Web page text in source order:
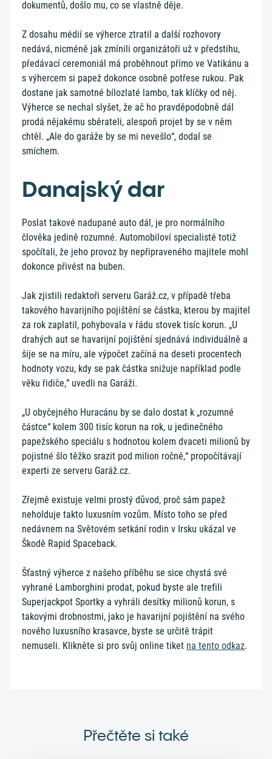
dokumentů, došlo mu, co se vlastně děje.
Z dosahu médií se výherce ztratil a další rozhovory
nedává, nicméně jak zmínili organizátoři už v předstihu,
předávací ceremoniál má proběhnout přímo ve Vatikánu a
s výhercem si papež dokonce osobně potřese rukou. Pak
dostane jak samotné bílozlaté lambo, tak klíčky od něj.
Výherce se nechal slyšet, že ač ho pravděpodobně dál
prodá nějakému sběrateli, alespoň projet by se v něm
chtěl. „Ale do garáže by se mi nevešlo“, dodal se
smíchem.
Danajský dar
Poslat takové nadupané auto dál, je pro normálního
člověka jedině rozumné. Automobiloví specialisté totiž
spočítali, že jeho provoz by nepřipraveného majitele mohl
dokonce přivést na buben.
Jak zjistili redaktoři serveru Garáž.cz, v případě třeba
takového havarijního pojištění se částka, kterou by majitel
za rok zaplatil, pohybovala v řádu stovek tisíc korun. „U
drahých aut se havarijní pojištění sjednává individuálně a
šije se na míru, ale výpočet začíná na deseti procentech
hodnoty vozu, kdy se pak částka snižuje například podle
věku řidiče,” uvedli na Garáži.
„U obyčejného Huracánu by se dalo dostat k „rozumné
částce“ kolem 300 tisíc korun na rok, u jedinečného
papežského speciálu s hodnotou kolem dvaceti milionů by
pojistné šlo těžko srazit pod milion ročně,“ propočítávají
experti ze serveru Garáž.cz.
Zřejmě existuje velmi prostý důvod, proč sám papež
neholduje takto luxusním vozům. Místo toho se před
nedávnem na Světovém setkání rodin v Irsku ukázal ve
Škodě Rapid Spaceback.
Šťastný výherce z našeho příběhu se sice chystá své
vyhrané Lamborghini prodat, pokud byste ale trefili
Superjackpot Sportky a vyhráli desítky milionů korun, s
takovými drobnostmi, jako je havarijní pojištění na svého
nového luxusního krasavce, byste se určitě trápit
nemuseli. Klikněte si pro svůj online tiket na tento odkaz.
Přečtěte si také